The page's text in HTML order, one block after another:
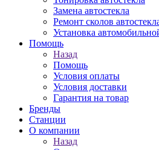
Замена автостекла
Ремонт сколов
Установка
Помощь
Назад
Помощь
Условия оплаты
Условия доставки
Гарантия на товар
Бренды
Станции
О компании
Назад